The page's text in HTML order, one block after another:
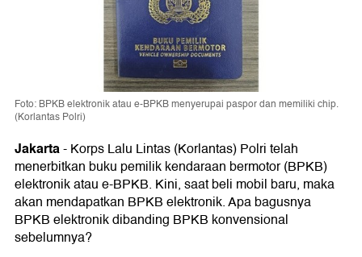
Foto: BPKB elektronik atau e-BPKB menyerupai paspor dan memiliki chip.
(Korlantas Polri)
Jakarta-Korps Lalu Lintas (Korlantas) Polri telah
menerbitkan buku pemilik kendaraan bermotor (BPKB)
elektronik atau e-BPKB. Kini, saat beli mobil baru, maka
akan mendapatkan BPKB elektronik. Apa bagusnya
BPKB elektronik dibanding BPKB konvensional
sebelumnya?